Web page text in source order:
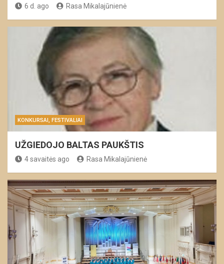
6 d. ago Rasa Mikalajūnienė
KONKURSAI, FESTIVALIAI
UŽGIEDOJO BALTAS PAUKŠTIS
4 savaitės ago Rasa Mikalajūnienė